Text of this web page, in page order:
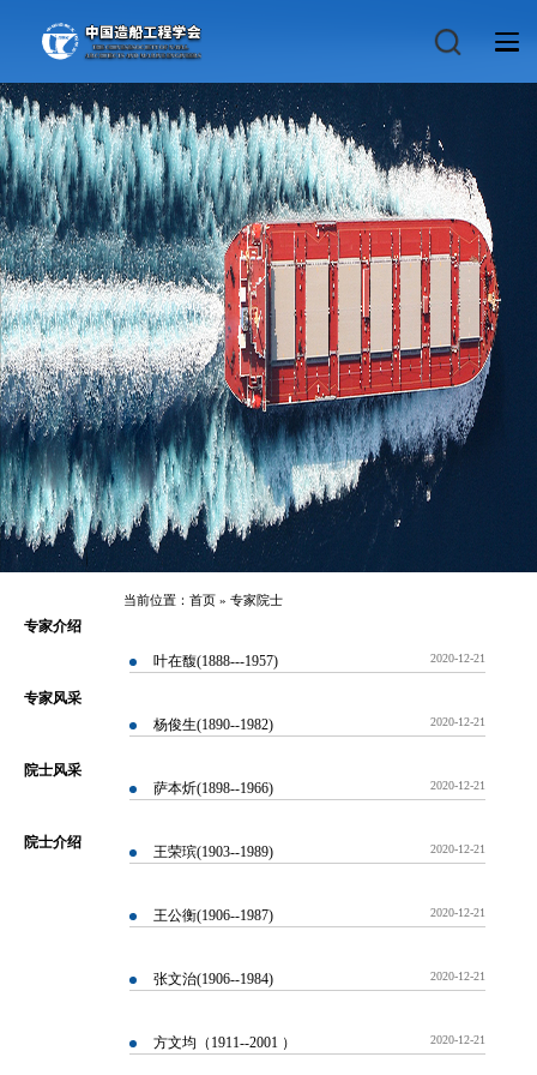
专家介绍
专家风采
院士风采
院士介绍
当前位置： 首页 » 专家院士
​叶在馥(1888---1957) 2020-12-21
杨俊生(1890--1982) 2020-12-21
萨本炘(1898--1966) 2020-12-21
王荣瑸(1903--1989) 2020-12-21
王公衡(1906--1987) 2020-12-21
张文治(1906--1984) 2020-12-21
方文均（1911--2001 ） 2020-12-21